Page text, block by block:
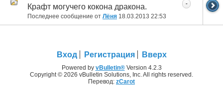
Крафт могучего кокона дракона.
Последнее сообщение от Лёня 18.03.2013 22:53
-
Вход Регистрация Вверх
Powered by vBulletin®Version 4.2.3
Copyright © 2026 vBulletin Solutions, Inc. All rights reserved.
Перевод: zCarot